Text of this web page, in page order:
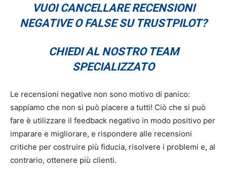
VUOI CANCELLARE RECENSIONI
NEGATIVE O FALSE SU TRUSTPILOT?
CHIEDI AL NOSTRO TEAM
SPECIALIZZATO
Le recensioni negative non sono motivo di panico:
sappiamo che non si può piacere a tutti! Ciò che si può
fare è utilizzare il feedback negativo in modo positivo per
imparare e migliorare, e rispondere alle recensioni
critiche per costruire più fiducia, risolvere i problemi e, al
contrario, ottenere più clienti.